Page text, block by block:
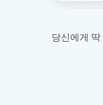
당신에게